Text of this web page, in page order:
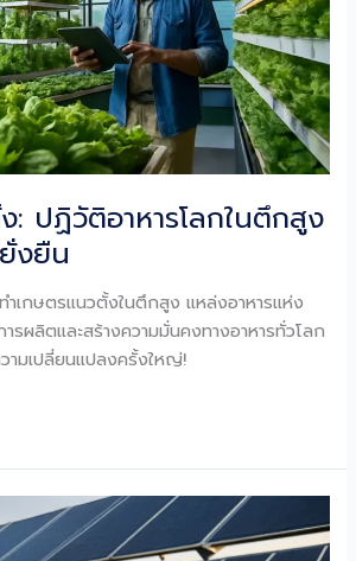
: ปฏิวัติอาหารโลกในตึกสูง
งยืน
ำเกษตรแนวตั้งในตึกสูง แหล่งอาหารแห่ง
รผลิตและสร้างความมั่นคงทางอาหารทั่วโลก
ามเปลี่ยนแปลงครั้งใหญ่!